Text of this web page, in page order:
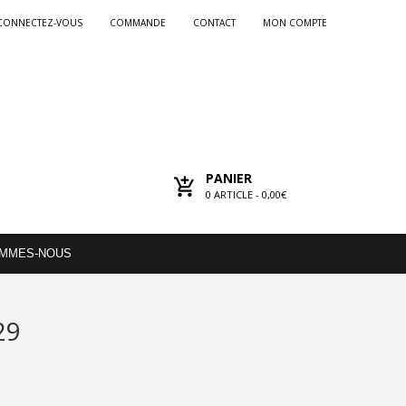
MON COMPTE
CONTACT
COMMANDE
VOUS
PANIER
0 ARTICLE - 0,00€
NOUS